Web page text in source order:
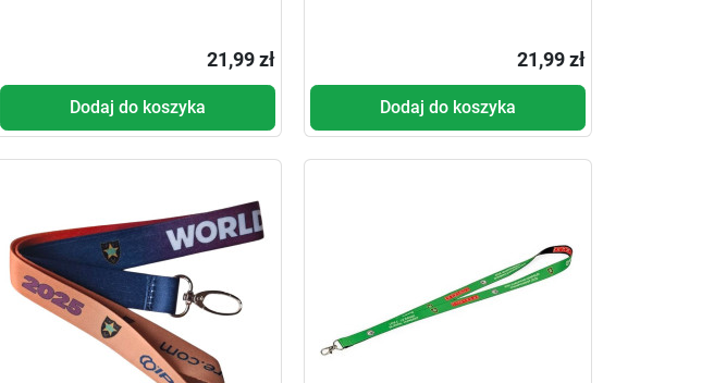
21,99 zł
Dodaj do koszyka
21,99 zł
Dodaj do koszyka